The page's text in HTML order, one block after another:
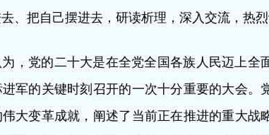
、把自己摆进去，研读析理，深入交流，热烈
，党的二十大是在全党全国各族人民迈上全
军的关键时刻召开的一次十分重要的大会。
大变革成就，阐述了当前正在推进的重大战